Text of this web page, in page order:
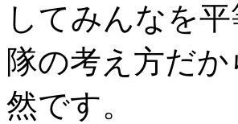
してみんなを
隊の考え方だ
然です。